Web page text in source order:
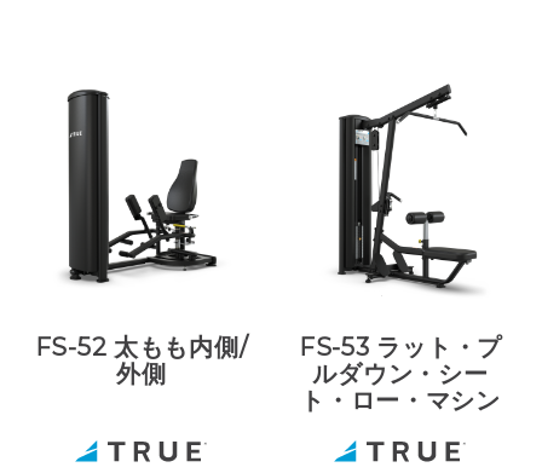
FS-52 太もも内側/
外側
FS-53 ラット・プ
ルダウン・シー
ト・ロー・マシン